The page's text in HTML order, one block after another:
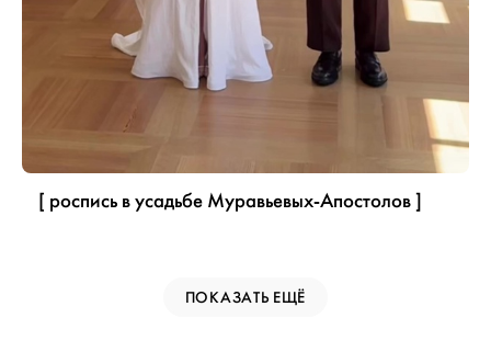
[ роспись в усадьбе Муравьевых-Апостолов ]
ПОКАЗАТЬ ЕЩЁ